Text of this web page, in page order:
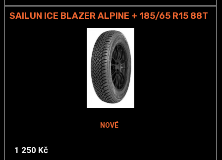
SAILUN ICE BLAZER ALPINE + 185/65 R15 88T
NOVÉ
1 250 Kč